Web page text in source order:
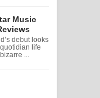
Music
debut looks
life
...